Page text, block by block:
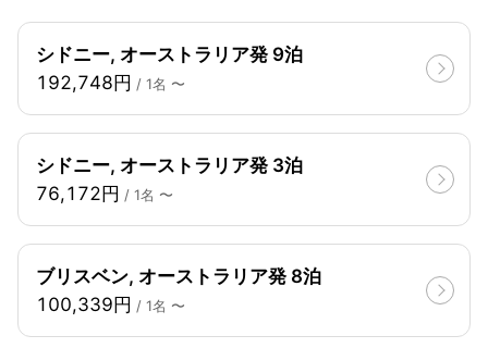
シドニー, オーストラリア発 9泊
192,748円 / 1名 〜
シドニー, オーストラリア発 3泊
76,172円 / 1名 〜
ブリスベン, オーストラリア発 8泊
100,339円 / 1名 〜